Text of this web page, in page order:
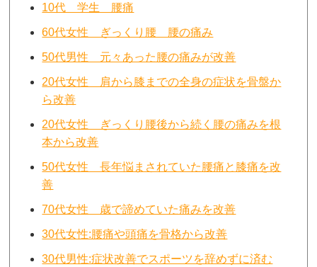
10代 学生 腰痛
60代女性 ぎっくり腰 腰の痛み
50代男性 元々あった腰の痛みが改善
20代女性 肩から膝までの全身の症状を骨盤か
ら改善
20代女性 ぎっくり腰後から続く腰の痛みを根
本から改善
50代女性 長年悩まされていた腰痛と膝痛を改
善
70代女性 歳で諦めていた痛みを改善
30代女性:腰痛や頭痛を骨格から改善
30代男性:症状改善でスポーツを辞めずに済む